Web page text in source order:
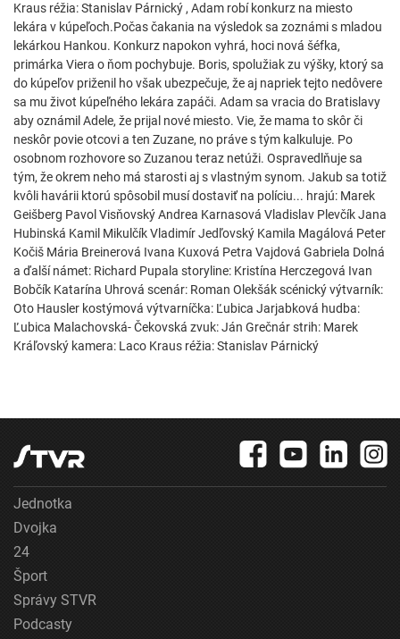
Kraus réžia: Stanislav Párnický , Adam robí konkurz na miesto
lekára v kúpeľoch.Počas čakania na výsledok sa zoznámi s mladou
lekárkou Hankou. Konkurz napokon vyhrá, hoci nová šéfka,
primárka Viera o ňom pochybuje. Boris, spolužiak zu výšky, ktorý sa
do kúpeľov priženil ho však ubezpečuje, že aj napriek tejto nedôvere
sa mu život kúpeľného lekára zapáči. Adam sa vracia do Bratislavy
aby oznámil Adele, že prijal nové miesto. Vie, že mama to skôr či
neskôr povie otcovi a ten Zuzane, no práve s tým kalkuluje. Po
osobnom rozhovore so Zuzanou teraz netúži. Ospravedlňuje sa
tým, že okrem neho má starosti aj s vlastným synom. Jakub sa totiž
kvôli havárii ktorú spôsobil musí dostaviť na políciu... hrajú: Marek
Geišberg Pavol Visňovský Andrea Karnasová Vladislav Plevčík Jana
Hubinská Kamil Mikulčík Vladimír Jedľovský Kamila Magálová Peter
Kočiš Mária Breinerová Ivana Kuxová Petra Vajdová Gabriela Dolná
a ďalší námet: Richard Pupala storyline: Kristína Herczegová Ivan
Bobčík Katarína Uhrová scenár: Roman Olekšák scénický výtvarník:
Oto Hausler kostýmová výtvarníčka: Ľubica Jarjabková hudba:
Ľubica Malachovská- Čekovská zvuk: Ján Grečnár strih: Marek
Kráľovský kamera: Laco Kraus réžia: Stanislav Párnický
Jednotka
Dvojka
24
Šport
Správy STVR
Podcasty